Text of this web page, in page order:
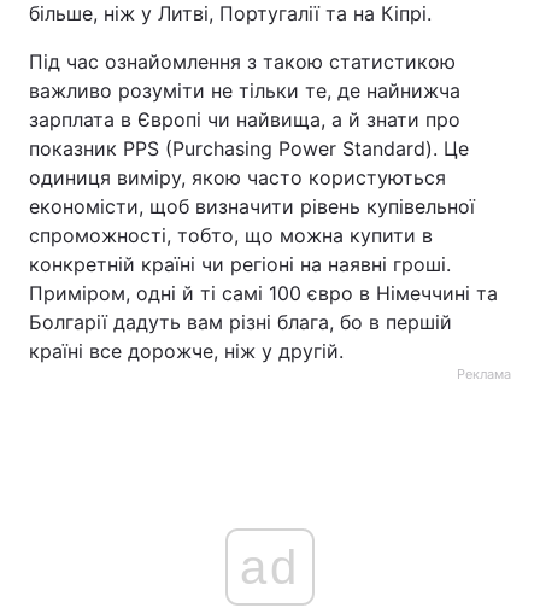
більше, ніж у Литві, Португалії та на Кіпрі.
Під час ознайомлення з такою статистикою
важливо розуміти не тільки те, де найнижча
зарплата в Європі чи найвища, а й знати про
показник PPS (Purchasing Power Standard). Це
одиниця виміру, якою часто користуються
економісти, щоб визначити рівень купівельної
спроможності, тобто, що можна купити в
конкретній країні чи регіоні на наявні гроші.
Приміром, одні й ті самі 100 євро в Німеччині та
Болгарії дадуть вам різні блага, бо в першій
країні все дорожче, ніж у другій.
Реклама
ad